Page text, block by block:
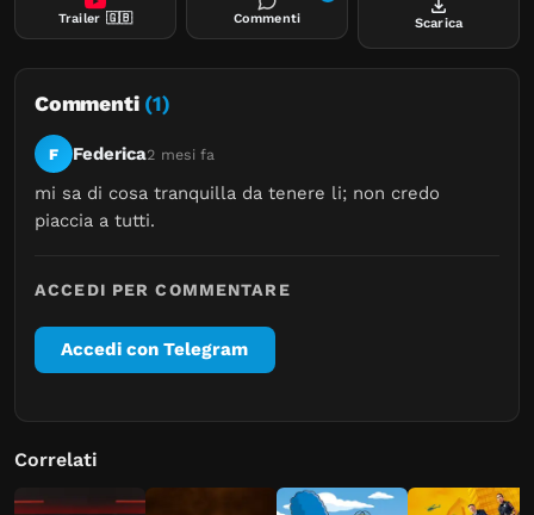
Trailer 🇬🇧 Commenti Scarica
Commenti (1)
F Federica2 mesi fa
mi sa di cosa tranquilla da tenere li; non credo
piaccia a tutti.
ACCEDI PER COMMENTARE
Accedi con Telegram
Correlati